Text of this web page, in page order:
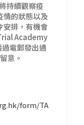
持續觀察疫
情的狀態以及
安排，有機會
Academy
電郵發出通
意。
form/TA